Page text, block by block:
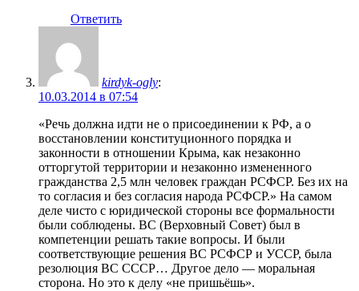
Ответить
kirdyk-ogly:
10.03.2014 в 07:54
«Речь должна идти не о присоединении к РФ, а о
восстановлении конституционного порядка и
законности в отношении Крыма, как незаконно
отторгутой территории и незаконно измененного
гражданства 2,5 млн человек граждан РСФСР. Без их на
то согласия и без согласия народа РСФСР.» На самом
деле чисто с юридической стороны все формальности
были соблюдены. ВС (Верховный Совет) был в
компетенции решать такие вопросы. И были
соответствующие решения ВС РСФСР и УССР, была
резолюция ВС СССР… Другое дело — моральная
сторона. Но это к делу «не пришьёшь».